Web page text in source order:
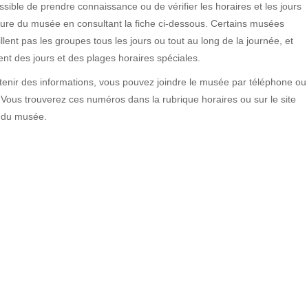
de prendre connaissance ou de vérifier les horaires et les jours
du musée en consultant la fiche ci-dessous. Certains musées
pas les groupes tous les jours ou tout au long de la journée, et
des jours et des plages horaires spéciales.
des informations, vous pouvez joindre le musée par téléphone ou
trouverez ces numéros dans la rubrique horaires ou sur le site
musée.